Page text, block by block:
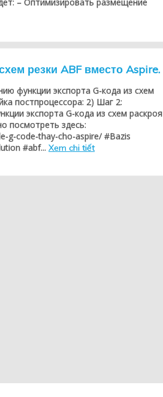
резки ABF вместо Aspire.
функции экспорта G-кода из схем
постпроцессора: 2) Шаг 2:
экспорта G-кода из схем раскроя
посмотреть здесь:
g-code-thay-cho-aspire/ #Bazis
#abf... Xem chi tiết